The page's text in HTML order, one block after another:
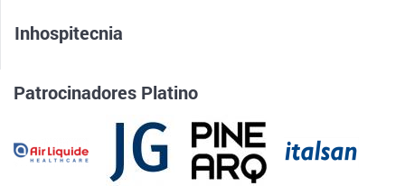
Inhospitecnia
Patrocinadores Platino